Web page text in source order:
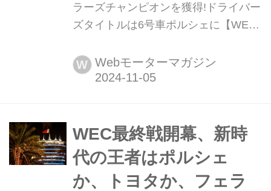
ラーズチャンピオンを獲得!ドライバー
ズタイトルは6号車ポルシェに【WEC
2日(現地時間)、WEC(世界耐久選手権)
第8戦最終戦バーレーン8時間決勝がバ
の困難に見舞われた波乱のレースを乗
り越えて劇的な優勝を飾り、トヨタが
6シーズン連続となるWECマニュファ
クチャラーズ...
W Webモーターマガジン
WEC最終戦開幕、新時
代の王者はポルシェ
か、トヨタか、フェラ